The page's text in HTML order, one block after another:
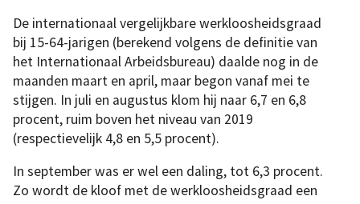
De internationaal vergelijkbare werkloosheidsgraad
bij 15-64-jarigen (berekend volgens de definitie van
het Internationaal Arbeidsbureau) daalde nog in de
maanden maart en april, maar begon vanaf mei te
stijgen. In juli en augustus klom hij naar 6,7 en 6,8
procent, ruim boven het niveau van 2019
(respectievelijk 4,8 en 5,5 procent).
In september was er wel een daling, tot 6,3 procent.
Zo wordt de kloof met de werkloosheidsgraad een